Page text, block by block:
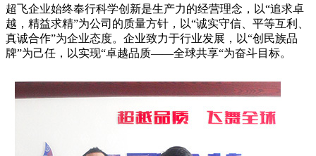
超飞企业始终奉行科学创新是生产力的经营理念，以“追求卓
越，精益求精”为公司的质量方针，以“诚实守信、平等互利、
真诚合作”为企业态度。企业致力于行业发展，以“创民族品
牌”为己任，以实现“卓越品质——全球共享“为奋斗目标。